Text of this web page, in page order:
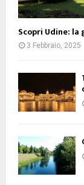
Scopri Udine:
3 Febbraio, 2025